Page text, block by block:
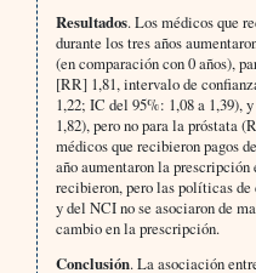
Resultados. Los médicos que
durante los tres años
(en comparación con 0 años),
[RR] 1,81, intervalo de
1,22; IC del 95%: 1,08 a 1,39),
1,82), pero no para la próstata
médicos que recibieron pagos
año aumentaron la
recibieron, pero las políticas
y del NCI no se asociaron de
cambio en la prescripción.
Conclusión. La asociación